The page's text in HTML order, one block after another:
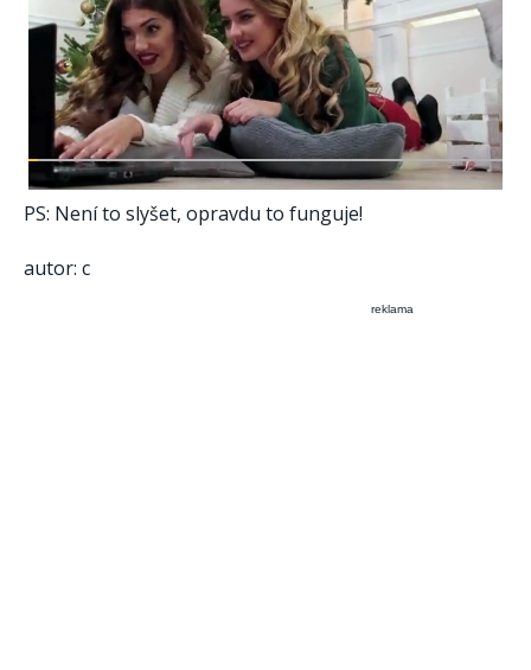
PS: Není to slyšet, opravdu to funguje!
autor: c
reklama